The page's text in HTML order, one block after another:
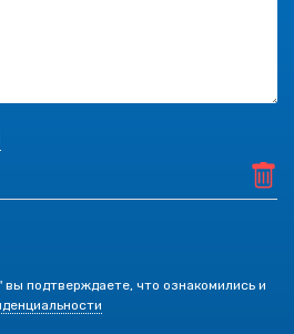
подтверждаете, что ознакомились и